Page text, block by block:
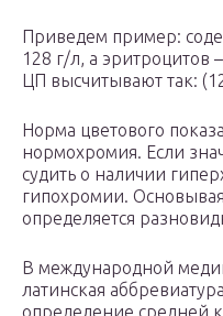
Приведем пример:
128 г/л, а эритроцитов
ЦП высчитывают так:
Норма цветового
нормохромия. Если
судить о наличии
гипохромии.
определяется
В международной
латинская
определение средней